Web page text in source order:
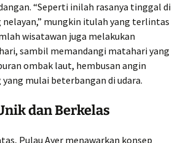
“Seperti inilah rasanya tinggal di
mungkin itulah yang terlintas
wisatawan juga melakukan
sambil memandangi matahari yang
ombak laut, hembusan angin
mulai beterbangan di udara.
dan Berkelas
Pulau Ayer menawarkan konsep